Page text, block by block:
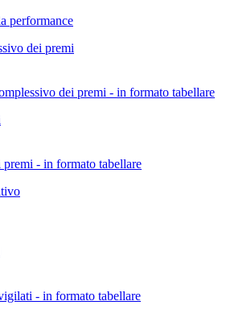
performance
dei premi
dei premi - in formato tabellare
- in formato tabellare
- in formato tabellare